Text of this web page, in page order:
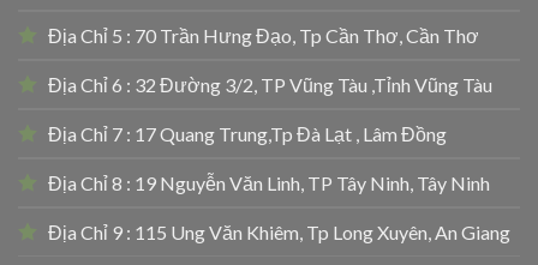
Địa Chỉ 5 : 70 Trần Hưng Đạo, Tp Cần Thơ, Cần Thơ
Địa Chỉ 6 : 32 Đường 3/2, TP Vũng Tàu ,Tỉnh Vũng Tàu
Địa Chỉ 7 : 17 Quang Trung,Tp Đà Lạt , Lâm Đồng
Địa Chỉ 8 : 19 Nguyễn Văn Linh, TP Tây Ninh, Tây Ninh
Địa Chỉ 9 : 115 Ung Văn Khiêm, Tp Long Xuyên, An Giang